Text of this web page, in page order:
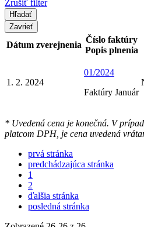
Zrušiť filter
Zavrieť
Dátum zverejnenia
Číslo faktúry
Popis plnenia
1. 2. 2024
01/2024
Faktúry Január
* Uvedená cena je konečná. V
platcom DPH, je cena uvedená
prvá stránka
predchádzajúca stránka
1
2
ďalšia stránka
posledná stránka